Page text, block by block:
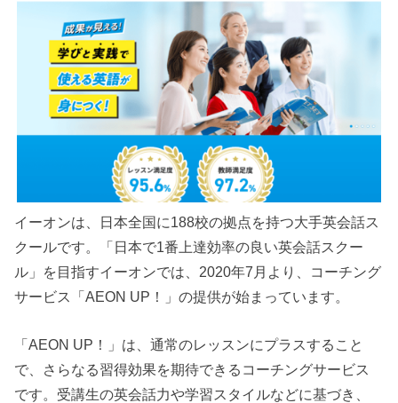
イーオンは、日本全国に188校の拠点を持つ大手英会話ス
クールです。「日本で1番上達効率の良い英会話スクー
ル」を目指すイーオンでは、2020年7月より、コーチング
サービス「AEON UP！」の提供が始まっています。
「AEON UP！」は、通常のレッスンにプラスすること
で、さらなる習得効果を期待できるコーチングサービス
です。受講生の英会話力や学習スタイルなどに基づき、